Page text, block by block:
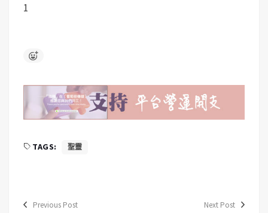
1
TAGS: 聖靈
Previous Post Next Post